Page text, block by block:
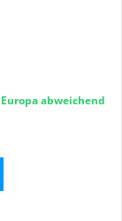
einklemmen
abweichend